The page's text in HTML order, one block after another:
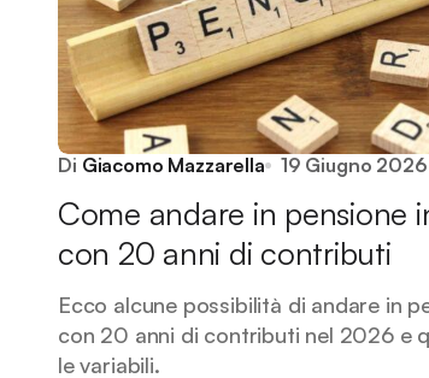
Di Giacomo Mazzarella 19 Giugno 2026
Come andare in pensione
con 20 anni di contributi
Ecco alcune possibilità di andare in
con 20 anni di contributi nel 2026 e
le variabili.